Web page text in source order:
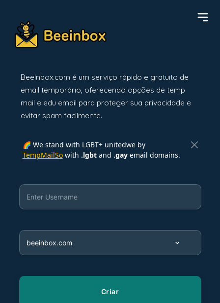
BeeInbox.com é um serviço rápido e gratuito de
email temporário, oferecendo opções de temp
mail e edu email para proteger sua privacidade e
evitar spam facilmente.
🌈 We stand with LGBT+ unitedwe by
TempMailSowith .lgbtand .gayemail domains.